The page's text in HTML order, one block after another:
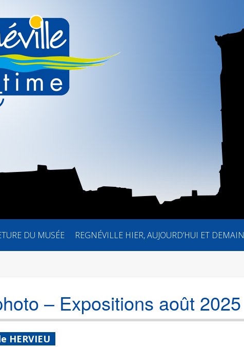
DU MUSÉE REGNÉVILLE HIER, AUJOURD’HUI ET DEMAIN
– Expositions août 2025
HERVIEU